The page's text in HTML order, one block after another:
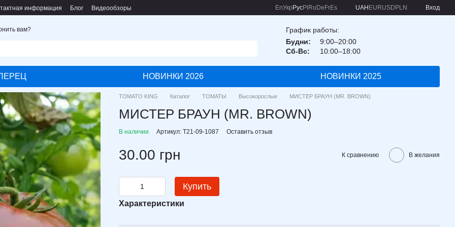
информация Блог
Видеообзоры
EnУкр РусPl Ro De FrEs UAH EURUSD PLN Вход
вам?
График работы:
Будни:
9:00–20:00
Сб-Вс:
10:00–18:00
НОВИНКИ 2026 НОВИНКИ 2025
TOMATO KING Каталог ТОМАТЫ Высокорослые МИСТЕР БРАУН (MR. BROWN)
МИСТЕР БРАУН (MR. BROWN)
В наличии Артикул: T21-09-1087 Оставить отзыв
30.00 грн К сравнению В желания
Купить
Характеристики